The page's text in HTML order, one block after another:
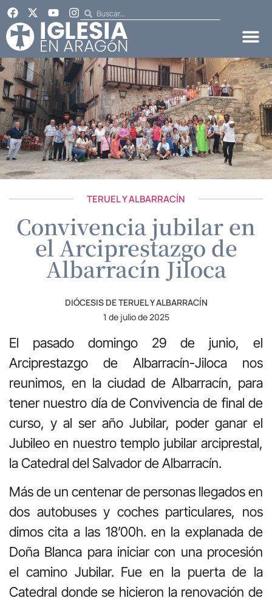
TERUEL Y ALBARRACÍN
Convivencia jubilar en
el Arciprestazgo de
Albarracín Jiloca
DIÓCESIS DE TERUEL Y ALBARRACÍN
1 de julio de 2025
El pasado domingo 29 de junio, el
Arciprestazgo de Albarracín-Jiloca nos
reunimos, en la ciudad de Albarracín, para
tener nuestro día de Convivencia de final de
curso, y al ser año Jubilar, poder ganar el
Jubileo en nuestro templo jubilar arciprestal,
la Catedral del Salvador de Albarracín.
Más de un centenar de personas llegados en
dos autobuses y coches particulares, nos
dimos cita a las 18’00h. en la explanada de
Doña Blanca para iniciar con una procesión
el camino Jubilar. Fue en la puerta de la
Catedral donde se hicieron la renovación de